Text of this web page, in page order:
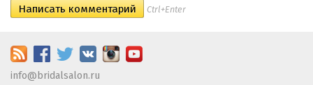
Ctrl+Enter
info@bridalsalon.ru